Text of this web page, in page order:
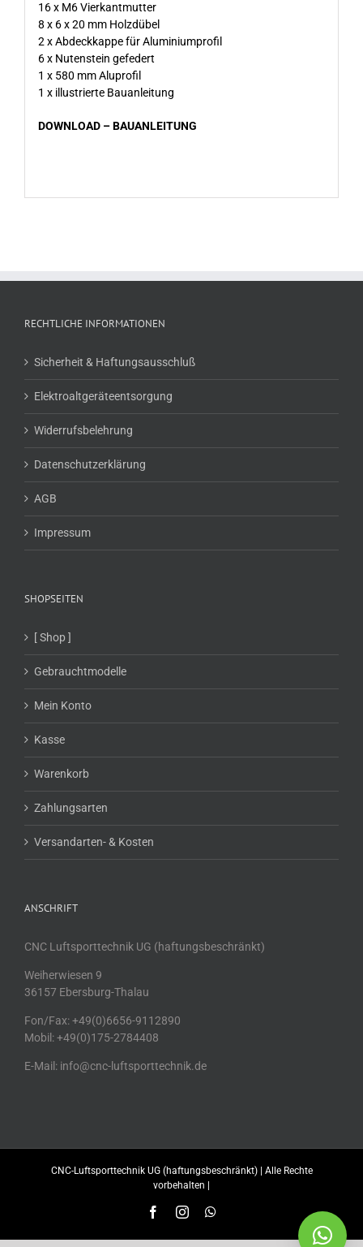
16 x M6 Vierkantmutter
8 x 6 x 20 mm Holzdübel
2 x Abdeckkappe für Aluminiumprofil
6 x Nutenstein gefedert
1 x 580 mm Aluprofil
1 x illustrierte Bauanleitung
DOWNLOAD – BAUANLEITUNG
RECHTLICHE INFORMATIONEN
Sicherheit & Haftungsausschluß
Elektroaltgeräteentsorgung
Widerrufsbelehrung
Datenschutzerklärung
AGB
Impressum
SHOPSEITEN
[ Shop ]
Gebrauchtmodelle
Mein Konto
Kasse
Warenkorb
Zahlungsarten
Versandarten- & Kosten
ANSCHRIFT
CNC Luftsporttechnik UG (haftungsbeschränkt)
Weiherwiesen 9
36157 Ebersburg-Thalau
Fon/Fax: +49(0)6656-9112890
Mobil: +49(0)175-2784408
E-Mail: info@cnc-luftsporttechnik.de
CNC-Luftsporttechnik UG (haftungsbeschränkt) | Alle Rechte
vorbehalten |
FacebookInstagramWhatsApp